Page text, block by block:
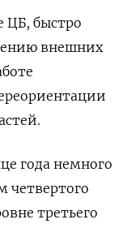
ЦБ, быстро
внешних
года немного
четвертого
третьего